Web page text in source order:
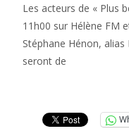
Les acteurs de « Plus
11h00 sur Hélène FM
Stéphane Hénon,
seront de